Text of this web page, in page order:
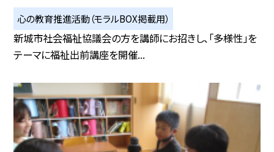
心の教育推進活動（モラルBOX掲載用）
新城市社会福祉協議会の方を講師にお招きし、「多様性」を
テーマに福祉出前講座を開催...